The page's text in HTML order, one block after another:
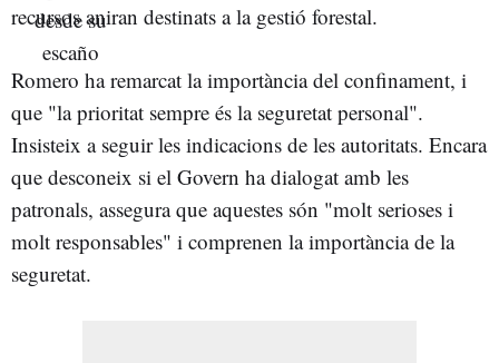
recursos aniran destinats a la gestió forestal.
Romero ha remarcat la importància del confinament, i
que "la prioritat sempre és la seguretat personal".
Insisteix a seguir les indicacions de les autoritats. Encara
que desconeix si el Govern ha dialogat amb les
patronals, assegura que aquestes són "molt serioses i
molt responsables" i comprenen la importància de la
seguretat.